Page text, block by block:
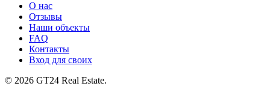
О нас
Отзывы
Наши объекты
FAQ
Контакты
Вход для своих
© 2026 GT24 Real Estate.